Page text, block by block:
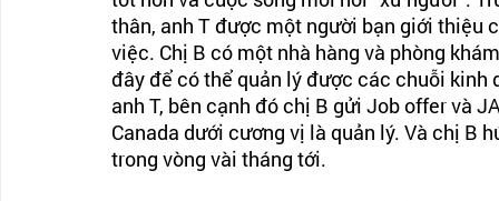
thân, anh T được một người bạn giới thiệu
việc. Chị B có một nhà hàng và phòng
đây để có thể quản lý được các chuỗi
anh T, bên cạnh đó chị B gửi Job offer và
Canada dưới cương vị là quản lý. Và chị B
trong vòng vài tháng tới.